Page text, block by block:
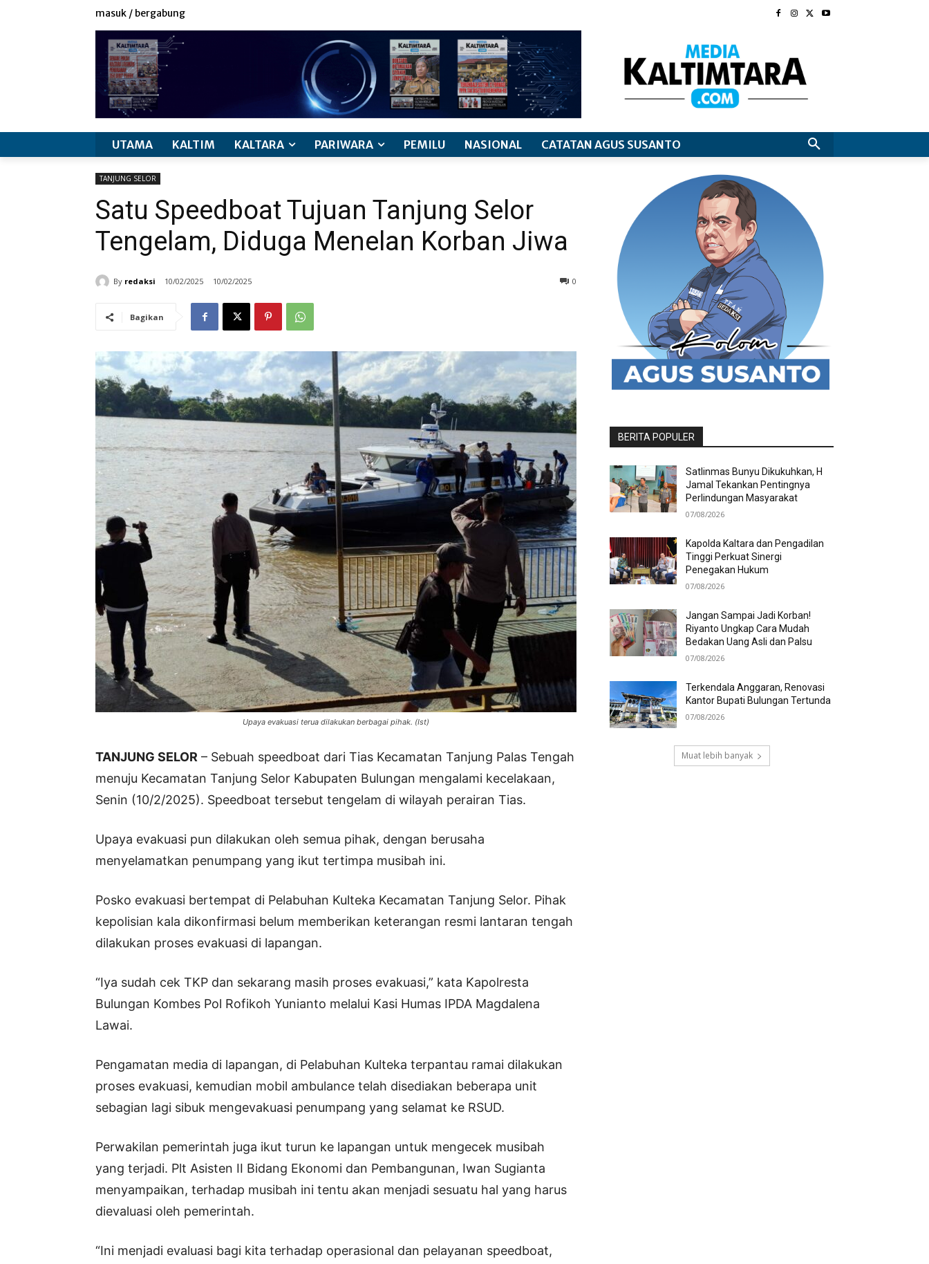
masuk / bergabung
UTAMA KALTIM KALTARA PARIWARA PEMILU NASIONAL CATATAN AGUS SUSANTO
TANJUNG SELOR
Satu Speedboat Tujuan Tanjung Selor
Tengelam, Diduga Menelan Korban Jiwa
By redaksi 10/02/2025 10/02/2025 0
Bagikan
Upaya evakuasi terua dilakukan berbagai pihak. (Ist)
TANJUNG SELOR – Sebuah speedboat dari Tias Kecamatan Tanjung Palas Tengah
menuju Kecamatan Tanjung Selor Kabupaten Bulungan mengalami kecelakaan,
Senin (10/2/2025). Speedboat tersebut tengelam di wilayah perairan Tias.
Upaya evakuasi pun dilakukan oleh semua pihak, dengan berusaha
menyelamatkan penumpang yang ikut tertimpa musibah ini.
Posko evakuasi bertempat di Pelabuhan Kulteka Kecamatan Tanjung Selor. Pihak
kepolisian kala dikonfirmasi belum memberikan keterangan resmi lantaran tengah
dilakukan proses evakuasi di lapangan.
“Iya sudah cek TKP dan sekarang masih proses evakuasi,” kata Kapolresta
Bulungan Kombes Pol Rofikoh Yunianto melalui Kasi Humas IPDA Magdalena
Lawai.
Pengamatan media di lapangan, di Pelabuhan Kulteka terpantau ramai dilakukan
proses evakuasi, kemudian mobil ambulance telah disediakan beberapa unit
sebagian lagi sibuk mengevakuasi penumpang yang selamat ke RSUD.
Perwakilan pemerintah juga ikut turun ke lapangan untuk mengecek musibah
yang terjadi. Plt Asisten II Bidang Ekonomi dan Pembangunan, Iwan Sugianta
menyampaikan, terhadap musibah ini tentu akan menjadi sesuatu hal yang harus
dievaluasi oleh pemerintah.
“Ini menjadi evaluasi bagi kita terhadap operasional dan pelayanan speedboat,
BERITA POPULER
Satlinmas Bunyu Dikukuhkan, H
Jamal Tekankan Pentingnya
Perlindungan Masyarakat
07/08/2026
Kapolda Kaltara dan Pengadilan
Tinggi Perkuat Sinergi
Penegakan Hukum
07/08/2026
Jangan Sampai Jadi Korban!
Riyanto Ungkap Cara Mudah
Bedakan Uang Asli dan Palsu
07/08/2026
Terkendala Anggaran, Renovasi
Kantor Bupati Bulungan Tertunda
07/08/2026
Muat lebih banyak